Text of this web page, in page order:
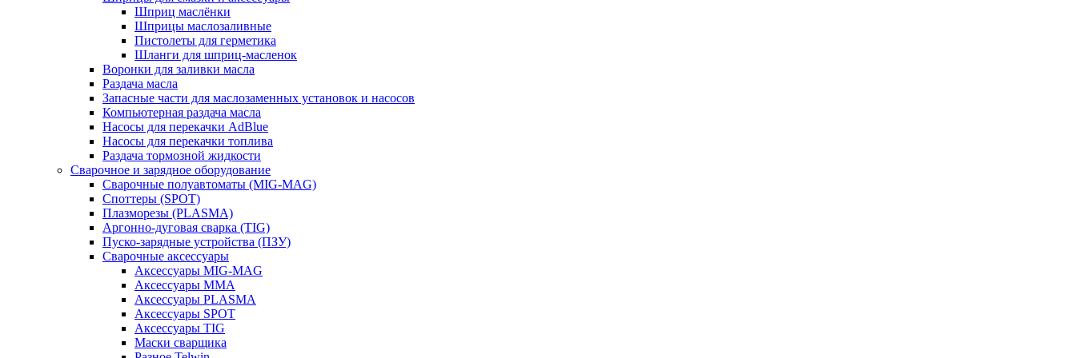
Шприц маслёнки
Шприцы маслозаливные
Пистолеты для герметика
Шланги для шприц-масленок
Воронки для заливки масла
Раздача масла
Запасные части для маслозаменных установок и насосов
Компьютерная раздача масла
Насосы для перекачки AdBlue
Насосы для перекачки топлива
Раздача тормозной жидкости
Сварочное и зарядное оборудование
Сварочные полуавтоматы (MIG-MAG)
Споттеры (SPOT)
Плазморезы (PLASMA)
Аргонно-дуговая сварка (TIG)
Пуско-зарядные устройства (ПЗУ)
Сварочные аксессуары
Аксессуары MIG-MAG
Аксессуары MMA
Аксессуары PLASMA
Аксессуары SPOT
Аксессуары TIG
Маски сварщика